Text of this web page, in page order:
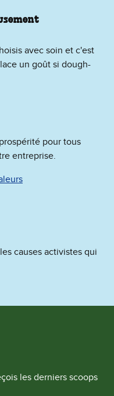
avec soin et c'est
un goût si dough-
pour tous
entreprise.
causes activistes qui
les derniers scoops